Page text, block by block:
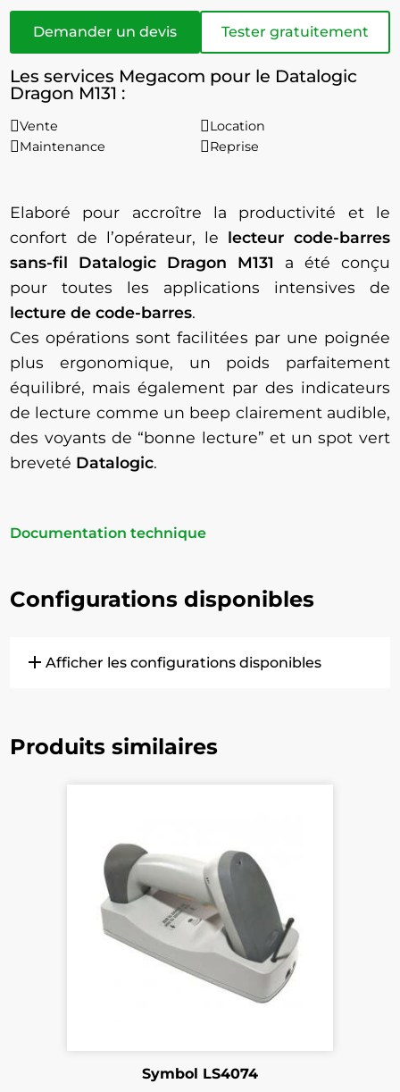
Demander un devis Tester gratuitement
Les services Megacom pour le Datalogic
Dragon M131 :
Vente
Location
Maintenance
Reprise
Elaboré pour accroître la productivité et le
confort de l’opérateur, le lecteur code-barres
sans-fil Datalogic Dragon M131 a été conçu
pour toutes les applications intensives de
lecture de code-barres.
Ces opérations sont facilitées par une poignée
plus ergonomique, un poids parfaitement
équilibré, mais également par des indicateurs
de lecture comme un beep clairement audible,
des voyants de “bonne lecture” et un spot vert
breveté Datalogic.
Documentation technique
Configurations disponibles
addAfficher les configurations disponibles
(Pistolet et base)
affichage, fréquence à 915 MHz)
902201798
Lecteur sans-fil Datalogic Dragon M131
Produits similaires
Symbol LS4074